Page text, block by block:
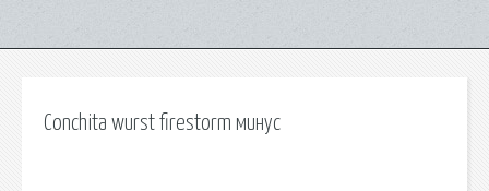
Conchita wurst firestorm минус